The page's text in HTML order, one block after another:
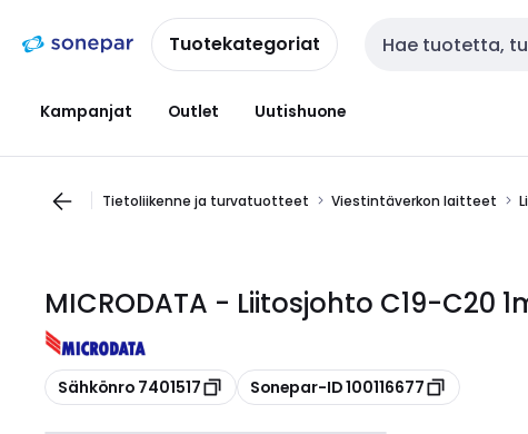
navigointiinsisältöönTuotekategoriat Haku
Kampanjat Outlet Uutishuone
Tietoliikenne ja turvatuotteet Viestintäverkon laitteet
MICRODATA - Liitosjohto C19-C20
Kopioi
Sähkönro 7401517 Kopioi
Sonepar-ID 100116677